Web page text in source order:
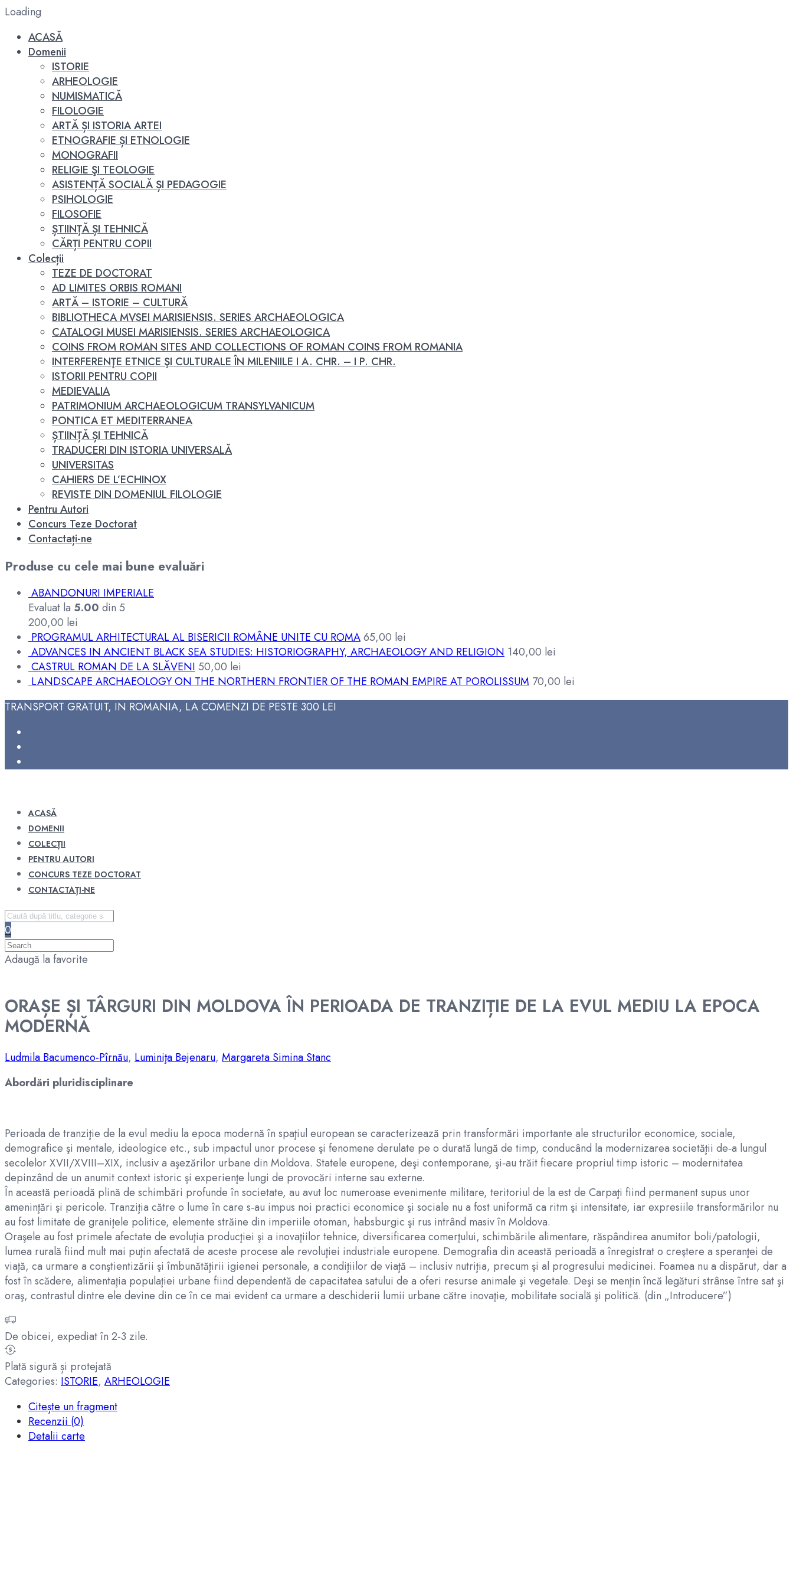
Loading
ACASĂ
Domenii
ISTORIE
ARHEOLOGIE
NUMISMATICĂ
FILOLOGIE
ARTĂ ȘI ISTORIA ARTEI
ETNOGRAFIE ȘI ETNOLOGIE
MONOGRAFII
RELIGIE ŞI TEOLOGIE
ASISTENȚĂ SOCIALĂ ȘI PEDAGOGIE
PSIHOLOGIE
FILOSOFIE
ȘTIINȚĂ ȘI TEHNICĂ
CĂRȚI PENTRU COPII
Colecții
TEZE DE DOCTORAT
AD LIMITES ORBIS ROMANI
ARTĂ – ISTORIE – CULTURĂ
BIBLIOTHECA MVSEI MARISIENSIS. SERIES ARCHAEOLOGICA
CATALOGI MUSEI MARISIENSIS. SERIES ARCHAEOLOGICA
COINS FROM ROMAN SITES AND COLLECTIONS OF ROMAN COINS FROM ROMANIA
INTERFERENŢE ETNICE ŞI CULTURALE ÎN MILENIILE I A. CHR. – I P. CHR.
ISTORII PENTRU COPII
MEDIEVALIA
PATRIMONIUM ARCHAEOLOGICUM TRANSYLVANICUM
PONTICA ET MEDITERRANEA
ȘTIINȚĂ ȘI TEHNICĂ
TRADUCERI DIN ISTORIA UNIVERSALĂ
UNIVERSITAS
CAHIERS DE L’ECHINOX
REVISTE DIN DOMENIUL FILOLOGIE
Pentru Autori
Concurs Teze Doctorat
Contactați-ne
Produse cu cele mai bune evaluări
ABANDONURI IMPERIALE
Evaluat la 5.00 din 5
200,00 lei
PROGRAMUL ARHITECTURAL AL BISERICII ROMÂNE UNITE CU ROMA65,00 lei
ADVANCES IN ANCIENT BLACK SEA STUDIES: HISTORIOGRAPHY, ARCHAEOLOGY AND RELIGION 140,00 lei
CASTRUL ROMAN DE LA SLĂVENI 50,00 lei
LANDSCAPE ARCHAEOLOGY ON THE NORTHERN FRONTIER OF THE ROMAN EMPIRE AT POROLISSUM 70,00 lei
TRANSPORT GRATUIT, IN ROMANIA, LA COMENZI DE PESTE 300 LEI
ACASĂ
DOMENII
COLECȚII
PENTRU AUTORI
CONCURS TEZE DOCTORAT
CONTACTAȚI-NE
0
Adaugă la favorite
ORAȘE ȘI TÂRGURI DIN MOLDOVA ÎN PERIOADA DE TRANZIȚIE DE LA EVUL MEDIU LA EPOCA
MODERNĂ
Ludmila Bacumenco-Pîrnău, Luminiţa Bejenaru, Margareta Simina Stanc
Abordări pluridisciplinare
Perioada de tranziţie de la evul mediu la epoca modernă în spaţiul european se caracterizează prin transformări importante ale structurilor economice, sociale,
demografice şi mentale, ideologice etc., sub impactul unor procese şi fenomene derulate pe o durată lungă de timp, conducând la modernizarea societăţii de‑a lungul
secolelor XVII/XVIII–XIX, inclusiv a aşezărilor urbane din Moldova. Statele europene, deşi contemporane, şi‑au trăit fiecare propriul timp istoric – modernitatea
depinzând de un anumit context istoric şi experienţe lungi de provocări interne sau externe.
În această perioadă plină de schimbări profunde în societate, au avut loc numeroase evenimente militare, teritoriul de la est de Carpaţi fiind permanent supus unor
ameninţări şi pericole. Tranziţia către o lume în care s‑au impus noi practici economice şi sociale nu a fost uniformă ca ritm şi intensitate, iar expresiile transformărilor nu
au fost limitate de graniţele politice, elemente străine din imperiile otoman, habsburgic şi rus intrând masiv în Moldova.
Oraşele au fost primele afectate de evoluţia producţiei şi a inovaţiilor tehnice, diversificarea comerţului, schimbările alimentare, răspândirea anumitor boli/patologii,
lumea rurală fiind mult mai puţin afectată de aceste procese ale revoluţiei industriale europene. Demografia din această perioadă a înregistrat o creştere a speranţei de
viaţă, ca urmare a conştientizării şi îmbunătăţirii igienei personale, a condiţiilor de viaţă – inclusiv nutriţia, precum şi al progresului medicinei. Foamea nu a dispărut, dar a
fost în scădere, alimentaţia populaţiei urbane fiind dependentă de capacitatea satului de a oferi resurse animale şi vegetale. Deşi se menţin încă legături strânse între sat şi
oraş, contrastul dintre ele devine din ce în ce mai evident ca urmare a deschiderii lumii urbane către inovaţie, mobilitate socială şi politică. (din „Introducere”)
De obicei, expediat în 2-3 zile.
Plată sigură și protejată
Categories: ISTORIE, ARHEOLOGIE
Citește un fragment
Recenzii (0)
Detalii carte